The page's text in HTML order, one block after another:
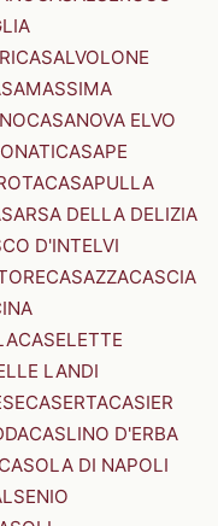
CASALVOLONE
CASANOVA ELVO
CASAPE
CASAPULLA
DELLA DELIZIA
D'INTELVI
CASAZZACASCIA
CASELETTE
LANDI
CASERTACASIER
CASLINO D'ERBA
CASOLA DI NAPOLI